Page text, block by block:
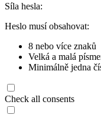
Síla hesla:
Heslo musí obsahovat:
8 nebo více znaků
Velká a malá
Minimálně jedna
Check all consents